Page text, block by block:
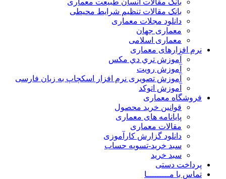
بانک مقالات تنظیم شرایط محیطی
دانلود مجلات معماری
معماری جهان
معماری اسلامی
نرم افزارهای معماری
آﻣﻮزش ﺗﺮي دي ﻣﮑﺲ
آموزش رویت
آموزش تصویری نرم افزار اسکچاپ به زبان فارسی
آموزش اتوکد
فروشگاه معماری
قوانین خرید محصول
پایانامه های معماری
مقالات معماری
دانلود گزارش کارآموزی
سبد خرید-تسویه حساب
سبد خرید
پرداخت دستی
تماس با مـــــــــا